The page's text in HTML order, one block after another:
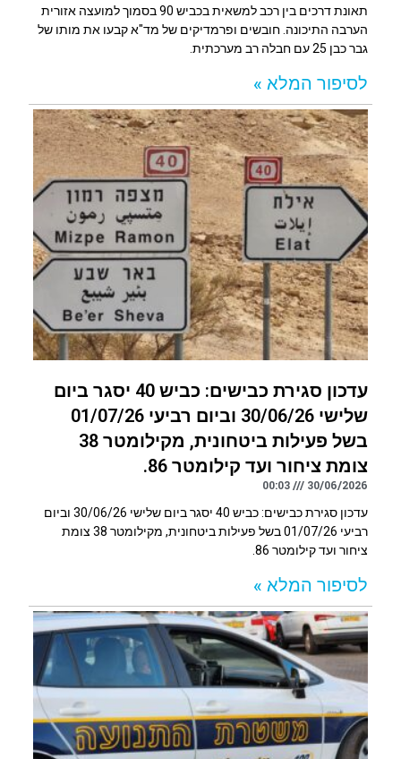
תאונת דרכים בין רכב למשאית בכביש 90 בסמוך למועצה אזורית
הערבה התיכונה. חובשים ופרמדיקים של מד"א קבעו את מותו של
גבר כבן 25 עם חבלה רב מערכתית.
לסיפור המלא »
עדכון סגירת כבישים: כביש 40 יסגר ביום
שלישי 30/06/26 וביום רביעי 01/07/26
בשל פעילות ביטחונית, מקילומטר 38
צומת ציחור ועד קילומטר 86.
30/06/2026
00:03
עדכון סגירת כבישים: כביש 40 יסגר ביום שלישי 30/06/26 וביום
רביעי 01/07/26 בשל פעילות ביטחונית, מקילומטר 38 צומת
ציחור ועד קילומטר 86.
לסיפור המלא »